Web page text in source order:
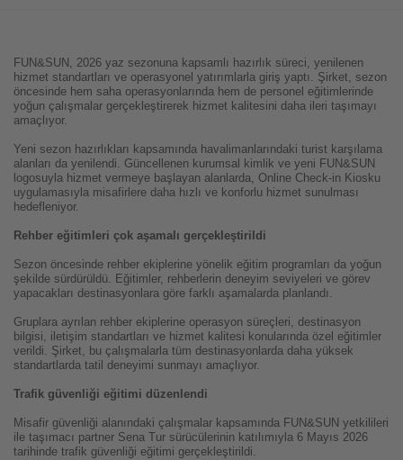
FUN&SUN, 2026 yaz sezonuna kapsamlı hazırlık süreci, yenilenen
hizmet standartları ve operasyonel yatırımlarla giriş yaptı. Şirket, sezon
öncesinde hem saha operasyonlarında hem de personel eğitimlerinde
yoğun çalışmalar gerçekleştirerek hizmet kalitesini daha ileri taşımayı
amaçlıyor.
Yeni sezon hazırlıkları kapsamında havalimanlarındaki turist karşılama
alanları da yenilendi. Güncellenen kurumsal kimlik ve yeni FUN&SUN
logosuyla hizmet vermeye başlayan alanlarda, Online Check-in Kiosku
uygulamasıyla misafirlere daha hızlı ve konforlu hizmet sunulması
hedefleniyor.
Rehber eğitimleri çok aşamalı gerçekleştirildi
Sezon öncesinde rehber ekiplerine yönelik eğitim programları da yoğun
şekilde sürdürüldü. Eğitimler, rehberlerin deneyim seviyeleri ve görev
yapacakları destinasyonlara göre farklı aşamalarda planlandı.
Gruplara ayrılan rehber ekiplerine operasyon süreçleri, destinasyon
bilgisi, iletişim standartları ve hizmet kalitesi konularında özel eğitimler
verildi. Şirket, bu çalışmalarla tüm destinasyonlarda daha yüksek
standartlarda tatil deneyimi sunmayı amaçlıyor.
Trafik güvenliği eğitimi düzenlendi
Misafir güvenliği alanındaki çalışmalar kapsamında FUN&SUN yetkilileri
ile taşımacı partner Sena Tur sürücülerinin katılımıyla 6 Mayıs 2026
tarihinde trafik güvenliği eğitimi gerçekleştirildi.